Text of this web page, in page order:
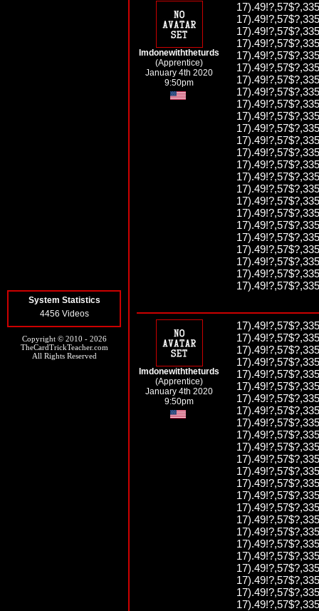
System Statistics
4456 Videos
Copyright © 2010 - 2026
TheCardTrickTeacher.com
All Rights Reserved
Imdonewiththeturds
(Apprentice)
January 4th 2020
9:50pm
Imdonewiththeturds
(Apprentice)
January 4th 2020
9:50pm